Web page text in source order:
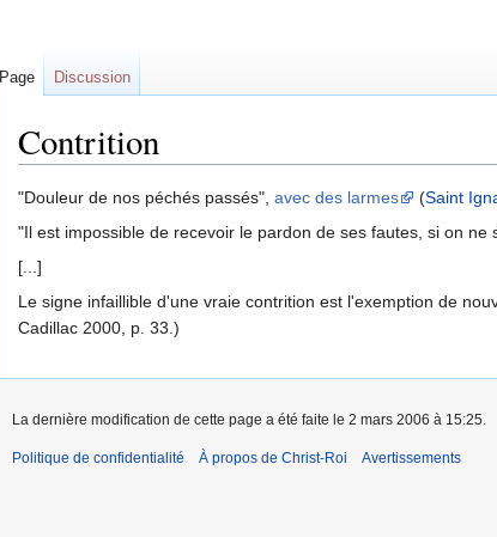
Contrition
Aller
à
navigation
Aller
à
recherche
"Douleur de nos péchés passés", avec des larmes (Saint
"Il est impossible de recevoir le pardon de ses fautes, si on
[...]
Le signe infaillible d'une vraie contrition est l'exemption de
Cadillac 2000, p. 33.)
Page Discussion
La dernière modification de cette page a été faite le 2 mars 2006 à 15:25.
Politique de confidentialité À propos de Christ-Roi Avertissements